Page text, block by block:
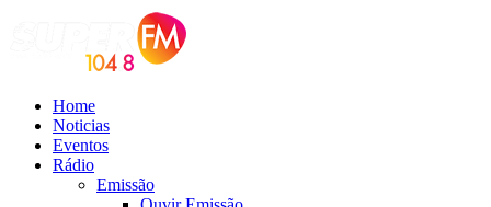
Home
Noticias
Eventos
Rádio
Emissão